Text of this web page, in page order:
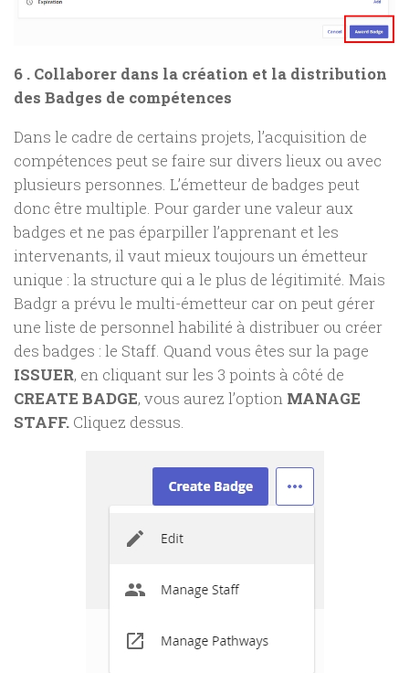
6 . Collaborer dans la création et la distribution
des Badges de compétences
Dans le cadre de certains projets, l’acquisition de
compétences peut se faire sur divers lieux ou avec
plusieurs personnes. L’émetteur de badges peut
donc être multiple. Pour garder une valeur aux
badges et ne pas éparpiller l’apprenant et les
intervenants, il vaut mieux toujours un émetteur
unique : la structure qui a le plus de légitimité. Mais
Badgr a prévu le multi-émetteur car on peut gérer
une liste de personnel habilité à distribuer ou créer
des badges : le Staff. Quand vous êtes sur la page
ISSUER, en cliquant sur les 3 points à côté de
CREATE BADGE, vous aurez l’option MANAGE
STAFF. Cliquez dessus.